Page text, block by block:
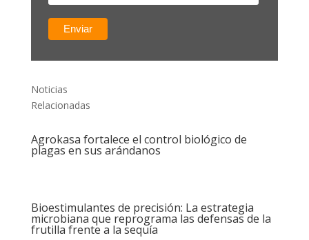
Noticias
Relacionadas
Agrokasa fortalece el control biológico de
plagas en sus arándanos
Bioestimulantes de precisión: La estrategia
microbiana que reprograma las defensas de la
frutilla frente a la sequía